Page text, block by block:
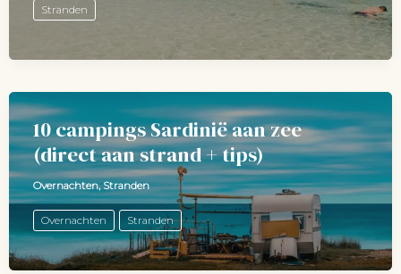
Stranden
10 campings Sardinië aan zee
(direct aan strand + tips)
Overnachten,Stranden
Overnachten Stranden